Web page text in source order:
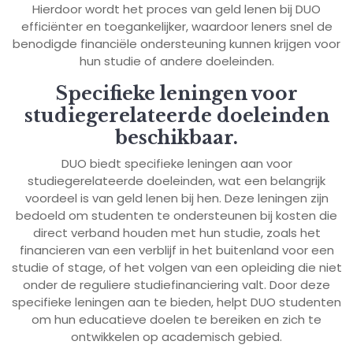
Hierdoor wordt het proces van geld lenen bij DUO
efficiënter en toegankelijker, waardoor leners snel de
benodigde financiële ondersteuning kunnen krijgen voor
hun studie of andere doeleinden.
Specifieke leningen voor
studiegerelateerde doeleinden
beschikbaar.
DUO biedt specifieke leningen aan voor
studiegerelateerde doeleinden, wat een belangrijk
voordeel is van geld lenen bij hen. Deze leningen zijn
bedoeld om studenten te ondersteunen bij kosten die
direct verband houden met hun studie, zoals het
financieren van een verblijf in het buitenland voor een
studie of stage, of het volgen van een opleiding die niet
onder de reguliere studiefinanciering valt. Door deze
specifieke leningen aan te bieden, helpt DUO studenten
om hun educatieve doelen te bereiken en zich te
ontwikkelen op academisch gebied.